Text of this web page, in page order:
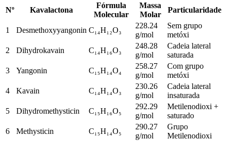
Nº Kavalactona
Fórmula
Molecular
Massa
Molar
Particularidade
1 Desmethoxyyangonin C₁₄H₁₂O₃
228.24
g/mol
Sem grupo
metóxi
2
Dihydrokavain C₁₄H₁₆O₃
248.28
g/mol
Cadeia lateral
saturada
3
Yangonin C₁₅H₁₄O₄
258.27
g/mol
Com grupo
metóxi
4
Kavain C₁₄H₁₄O₃
230.26
g/mol
Cadeia lateral
insaturada
5
Dihydromethysticin C₁₅H₁₆O₅
292.29
g/mol
Metilenodioxi +
saturado
6
Methysticin C₁₅H₁₄O₅
290.27
g/mol
Grupo
Metilenodioxi